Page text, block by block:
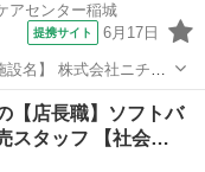
アセンター稲城
提携サイト 6月17日
りランド駅 【雇用
【店長職】ソフトバ
スタッフ 【社会…